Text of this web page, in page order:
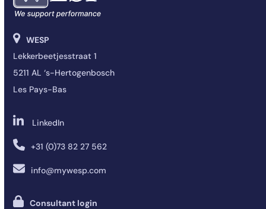
WESP
Lekkerbeetjesstraat 1
5211 AL ‘s-Hertogenbosch
Les Pays-Bas
LinkedIn
+31 (0)73 82 27 562
info@mywesp.com
Consultant login